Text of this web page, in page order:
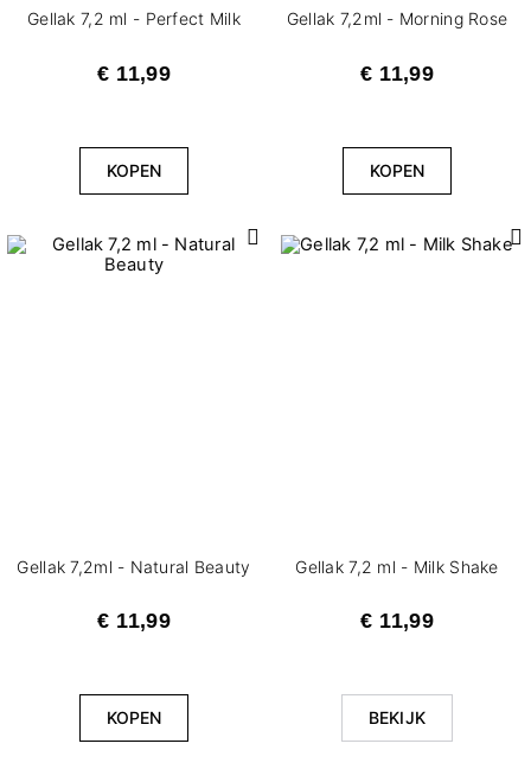
Gellak 7,2 ml - Perfect Milk
€ 11,99
KOPEN
Gellak 7,2ml - Morning Rose
€ 11,99
KOPEN
Gellak 7,2ml - Natural Beauty
€ 11,99
KOPEN
Gellak 7,2 ml - Milk Shake
€ 11,99
BEKIJK